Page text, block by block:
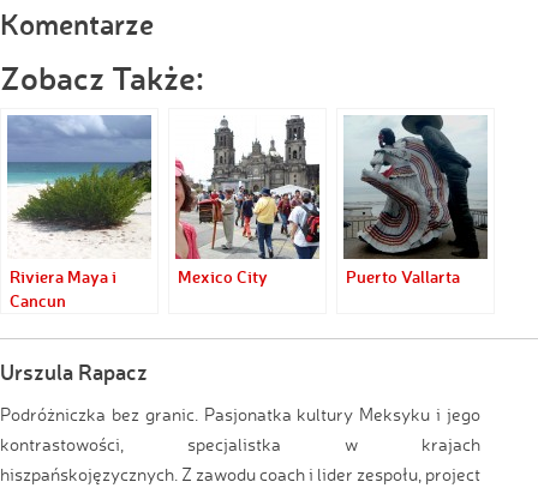
Komentarze
Zobacz Także:
Riviera Maya i
Cancun
Mexico City Puerto Vallarta
Urszula Rapacz
Podróżniczka bez granic. Pasjonatka kultury Meksyku i jego
kontrastowości, specjalistka w krajach
hiszpańskojęzycznych. Z zawodu coach i lider zespołu, project